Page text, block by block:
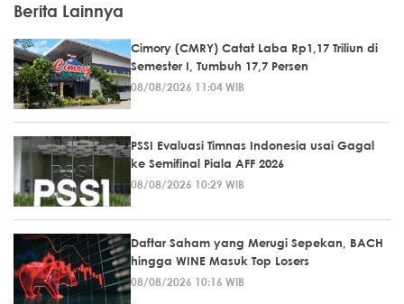
Berita Lainnya
Cimory (CMRY) Catat Laba Rp1,17 Triliun di
Semester I, Tumbuh 17,7 Persen
08/08/2026 11:04 WIB
PSSI Evaluasi Timnas Indonesia usai Gagal
ke Semifinal Piala AFF 2026
08/08/2026 10:29 WIB
Daftar Saham yang Merugi Sepekan, BACH
hingga WINE Masuk Top Losers
08/08/2026 10:16 WIB